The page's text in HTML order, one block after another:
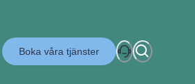
Boka våra tjänster